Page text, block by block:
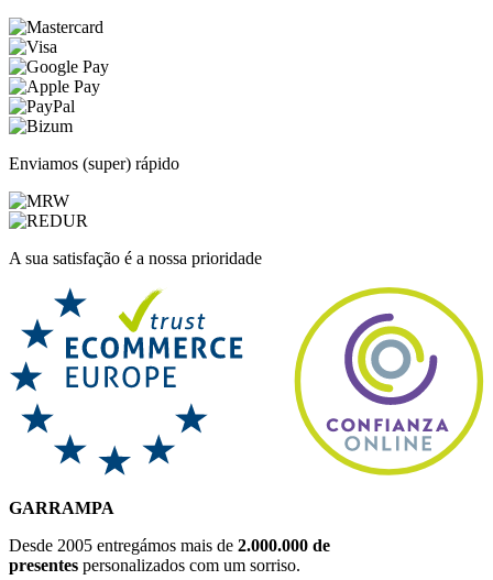
Enviamos (super) rápido
A sua satisfação é a nossa prioridade
GARRAMPA
Desde 2005 entregámos mais de 2.000.000 de
presentes personalizados com um sorriso.